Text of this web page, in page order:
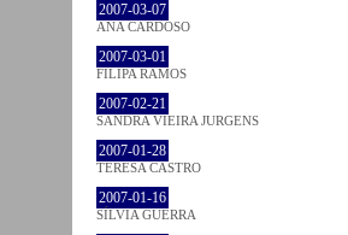
2007-03-07
ANA CARDOSO
2007-03-01
FILIPA RAMOS
2007-02-21
SANDRA VIEIRA JURGENS
2007-01-28
TERESA CASTRO
2007-01-16
SÍLVIA GUERRA